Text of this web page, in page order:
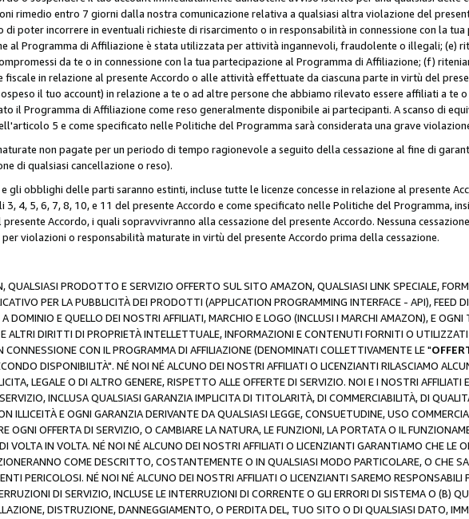
rimedio entro 7 giorni dalla nostra comunicazione relativa a qualsiasi altra violazione del
poter incorrere in eventuali richieste di risarcimento o in responsabilità in connessione con la
al Programma di Affiliazione è stata utilizzata per attività ingannevoli, fraudolente o illegali; (e)
da te o in connessione con la tua partecipazione al Programma di Affiliazione; (f)
in relazione al presente Accordo o alle attività effettuate da ciascuna parte in virtù del
il tuo account) in relazione a te o ad altre persone che abbiamo rilevato essere affiliati a te
il Programma di Affiliazione come reso generalmente disponibile ai partecipanti. A scanso di
5 e come specificato nelle Politiche del Programma sarà considerata una grave
non pagate per un periodo di tempo ragionevole a seguito della cessazione al fine di
di qualsiasi cancellazione o reso).
gli obblighi delle parti saranno estinti, incluse tutte le licenze concesse in relazione al presente
4, 5, 6, 7, 8, 10, e 11 del presente Accordo e come specificato nelle Politiche del Programma,
Accordo, i quali sopravvivranno alla cessazione del presente Accordo. Nessuna
violazioni o responsabilità maturate in virtù del presente Accordo prima della cessazione.
QUALSIASI PRODOTTO E SERVIZIO OFFERTO SUL SITO AMAZON, QUALSIASI LINK SPECIALE,
PER LA PUBBLICITÀ DEI PRODOTTI (APPLICATION PROGRAMMING INTERFACE - API), FEED
E QUELLO DEI NOSTRI AFFILIATI, MARCHIO E LOGO (INCLUSI I MARCHI AMAZON), E OGNI
ALTRI DIRITTI DI PROPRIETÀ INTELLETTUALE, INFORMAZIONI E CONTENUTI FORNITI O
CON IL PROGRAMMA DI AFFILIAZIONE (DENOMINATI COLLETTIVAMENTE LE "
DISPONIBILITÀ". NÉ NOI NÉ ALCUNO DEI NOSTRI AFFILIATI O LICENZIANTI RILASCIAMO
LEGALE O DI ALTRO GENERE, RISPETTO ALLE OFFERTE DI SERVIZIO. NOI E I NOSTRI AFFILIATI
INCLUSA QUALSIASI GARANZIA IMPLICITA DI TITOLARITÀ, DI COMMERCIABILITÀ, DI
ILLICEITÀ E OGNI GARANZIA DERIVANTE DA QUALSIASI LEGGE, CONSUETUDINE, USO
OGNI OFFERTA DI SERVIZIO, O CAMBIARE LA NATURA, LE FUNZIONI, LA PORTATA O IL
VOLTA IN VOLTA. NÉ NOI NÉ ALCUNO DEI NOSTRI AFFILIATI O LICENZIANTI GARANTIAMO CHE LE
COME DESCRITTO, COSTANTEMENTE O IN QUALSIASI MODO PARTICOLARE, O CHE
PERICOLOSI. NÉ NOI NÉ ALCUNO DEI NOSTRI AFFILIATI O LICENZIANTI SAREMO RESPONSABILI
DI SERVIZIO, INCLUSE LE INTERRUZIONI DI CORRENTE O GLI ERRORI DI SISTEMA O (B)
DISTRUZIONE, DANNEGGIAMENTO, O PERDITA DEL, TUO SITO O DI QUALSIASI DATO,